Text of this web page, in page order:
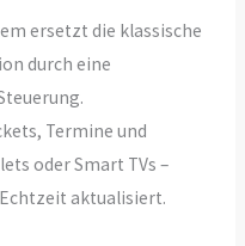
ersetzt die klassische
durch eine
Termine und
oder Smart TVs –
aktualisiert.